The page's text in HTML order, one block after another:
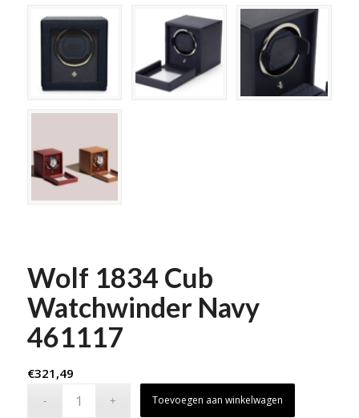
Wolf 1834 Cub
Watchwinder Navy
461117
€321,49
Toevoegen aan winkelwagen